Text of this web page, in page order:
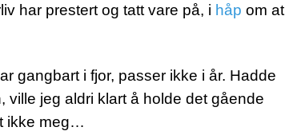
har prestert og tatt vare på, i håp om at
gangbart i fjor, passer ikke i år. Hadde
jeg aldri klart å holde det gående
ikke meg…